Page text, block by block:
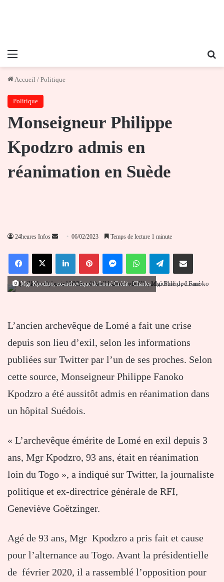
Menu
Accueil / Politique
Politique
Monseigneur Philippe
Kpodzro admis en
réanimation en Suède
24heures Infos
Envoyer
courriel
06/02/2023 Temps de lecture 1 minute
FacebookX LinkedinPinterestMessengerWhatsAppTelegramPartager par email
Mgr Kpodzro, ex-archevêque de Lomé Crédit : Charles
L’ancien archevêque de Lomé a fait une crise
depuis son lieu d’exil, selon les informations
publiées sur Twitter par l’un de ses proches. Selon
cette source, Monseigneur Philippe Fanoko
Kpodzro a été aussitôt admis en réanimation dans
un hôpital Suédois.
« L’archevêque émérite de Lomé en exil depuis 3
ans, Mgr Kpodzro, 93 ans, était en réanimation
loin du Togo », a indiqué sur Twitter, la journaliste
politique et ex-directrice générale de RFI,
Geneviève Goëtzinger.
Agé de 93 ans, Mgr Kpodzro a pris fait et cause
pour l’alternance au Togo. Avant la présidentielle
de février 2020, il a rassemblé l’opposition pour